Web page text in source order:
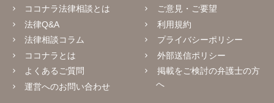
ココナラ法律相談とは
法律Q&A
法律相談コラム
ココナラとは
よくあるご質問
運営へのお問い合わせ
ご意見・ご要望
利用規約
プライバシーポリシー
外部送信ポリシー
掲載をご検討の弁護士の方
へ